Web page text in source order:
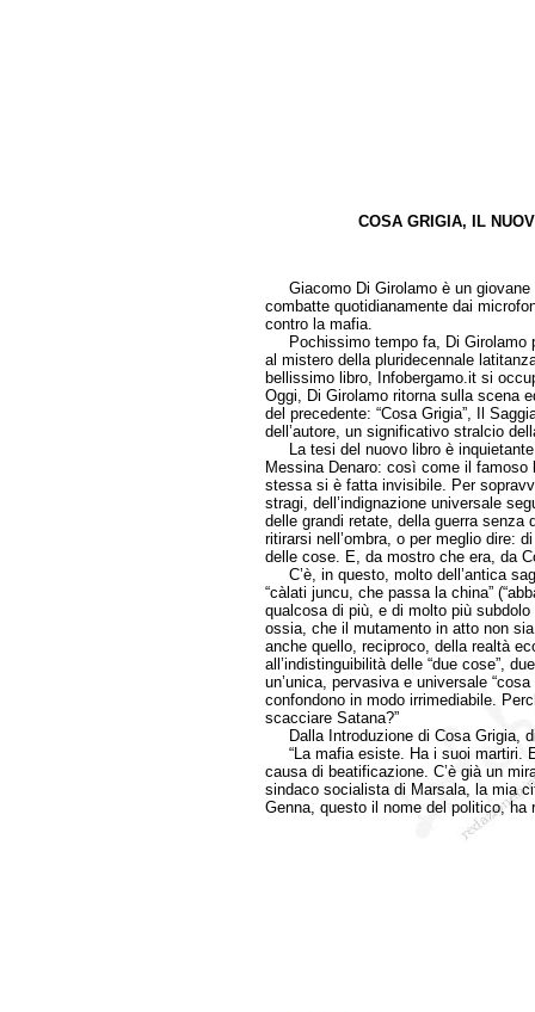
COSA GRIGIA, IL
Giacomo Di Girolamo è un giovane
combatte quotidianamente dai
contro la mafia.
Pochissimo tempo fa, Di Girolamo
al mistero della pluridecennale
bellissimo libro, Infobergamo.it si
Oggi, Di Girolamo ritorna sulla scena
del precedente: “Cosa Grigia”, Il
dell’autore, un significativo stralcio
La tesi del nuovo libro è inquietante
Messina Denaro: così come il famoso
stessa si è fatta invisibile. Per
stragi, dell’indignazione universale
delle grandi retate, della guerra senza
ritirarsi nell’ombra, o per meglio dire:
delle cose. E, da mostro che era, da
C’è, in questo, molto dell’antica
“càlati juncu, che passa la china”
qualcosa di più, e di molto più subdolo
ossia, che il mutamento in atto non
anche quello, reciproco, della realtà
all’indistinguibilità delle “due cose”,
un’unica, pervasiva e universale
confondono in modo irrimediabile.
scacciare Satana?”
Dalla Introduzione di Cosa Grigia,
“La mafia esiste. Ha i suoi martiri.
causa di beatificazione. C’è già un
sindaco socialista di Marsala, la mia
Genna, questo il nome del politico, ha